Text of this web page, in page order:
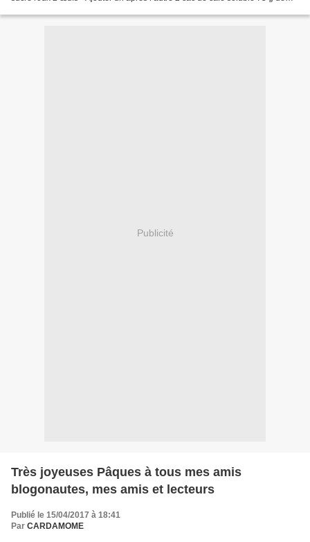
Publicité
Très joyeuses Pâques à tous mes amis
blogonautes, mes amis et lecteurs
Publié le 15/04/2017 à 18:41
Par CARDAMOME